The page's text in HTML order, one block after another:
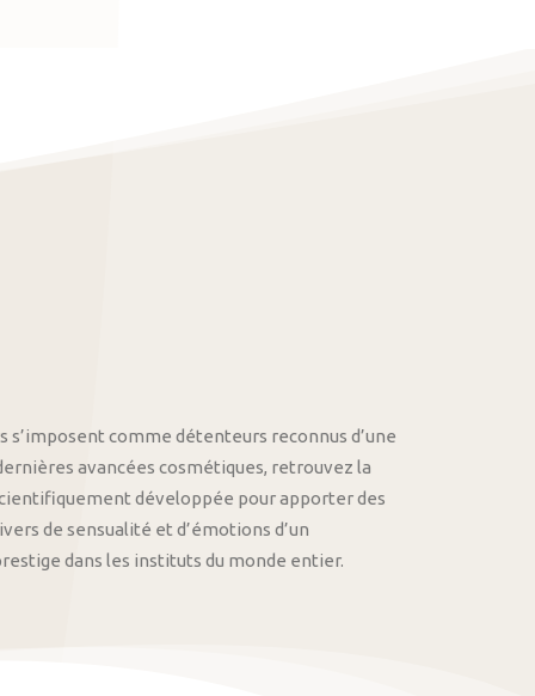
s’imposent comme détenteurs reconnus d’une
avancées cosmétiques, retrouvez la
développée pour apporter des
de sensualité et d’émotions d’un
dans les instituts du monde entier.